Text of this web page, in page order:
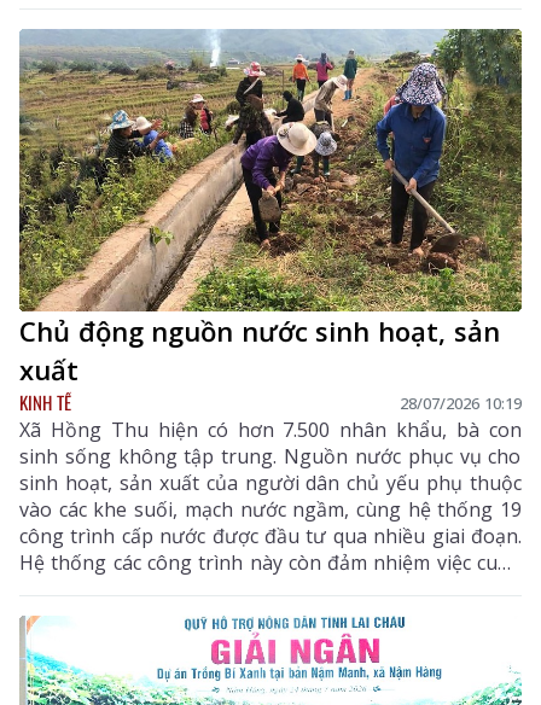
Chủ động nguồn nước sinh hoạt, sản
xuất
KINH TẾ 28/07/2026 10:19
Xã Hồng Thu hiện có hơn 7.500 nhân khẩu, bà con
sinh sống không tập trung. Nguồn nước phục vụ cho
sinh hoạt, sản xuất của người dân chủ yếu phụ thuộc
vào các khe suối, mạch nước ngầm, cùng hệ thống 19
công trình cấp nước được đầu tư qua nhiều giai đoạn.
Hệ thống các công trình này còn đảm nhiệm việc cung
cấp nước tưới cho hơn 600ha lúa, ngô, hoa màu và các
vùng sản xuất nông nghiệp của địa phương. Sau
nhiều năm khai thác, cùng với tác động của thời tiết,
nhiều tuyến kênh mương, bể chứa, đường ống dẫn
nước đã xuất hiện tình trạng xuống cấp, lưu lượng